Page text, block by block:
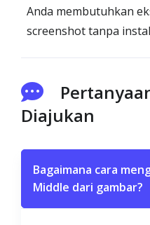
Anda membutuhkan
screenshot tanpa
Diajukan
Bagaimana cara
Middle dari gambar?